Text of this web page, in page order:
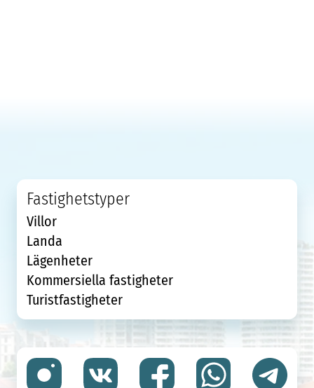
Fastighetstyper
Villor
Landa
Lägenheter
Kommersiella fastigheter
Turistfastigheter